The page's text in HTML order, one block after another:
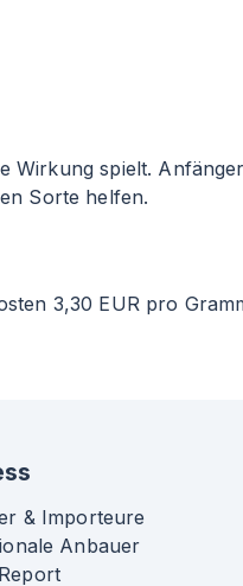
Wirkung spielt.
Sorte helfen.
3,30 EUR pro
& Importeure
Anbauer